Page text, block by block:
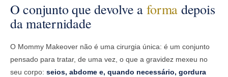
O conjunto que devolve a forma depois
da maternidade
O Mommy Makeover não é uma cirurgia única: é um conjunto
pensado para tratar, de uma vez, o que a gravidez mexeu no
seu corpo: seios, abdome e, quando necessário, gordura